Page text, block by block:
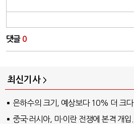
댓글 0
최신기사
은하수의 크기, 예상보다 10% 더 크다
중국·러시아, 미·이란 전쟁에 본격 개입..